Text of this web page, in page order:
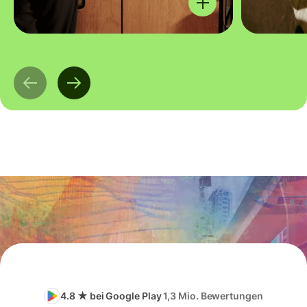
4.8 ★ bei Google Play1,3 Mio. Bewertungen